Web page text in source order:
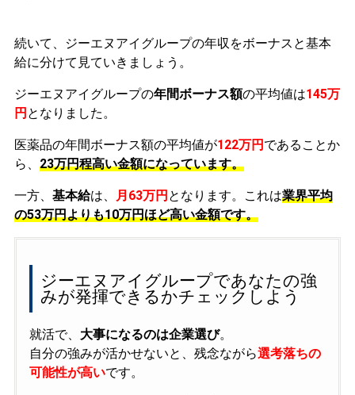
続いて、ジーエヌアイグループの年収をボーナスと基本
給に分けて見ていきましょう。
ジーエヌアイグループの年間ボーナス額の平均値は145万
円 となりました。
医薬品の年間ボーナス額の平均値が122万円 であることか
ら、 23万円程高い金額になっています。
一方、 基本給は、 月63万円 となります。これは業界平均
の53万円よりも10万円ほど高い金額です。
ジーエヌアイグループであなたの強
みが発揮できるかチェックしよう
就活で、 大事になるのは企業選び。
自分の強みが活かせないと、残念ながら選考落ちの
可能性が高いです。